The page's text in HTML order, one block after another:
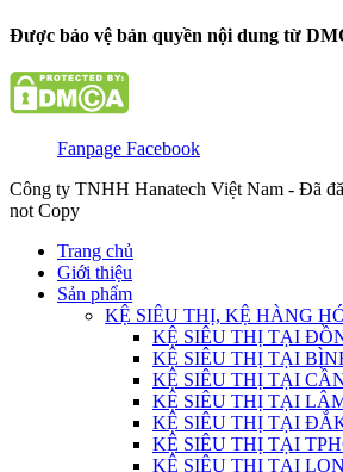
Được bảo vệ bản quyền nội dung từ
Fanpage Facebook
Công ty TNHH Hanatech Việt Nam - Đã
not Copy
Trang chủ
Giới thiệu
Sản phẩm
KỆ SIÊU THỊ, KỆ HÀNG
KỆ SIÊU THỊ TẠI
KỆ SIÊU THỊ TẠI
KỆ SIÊU THỊ TẠI
KỆ SIÊU THỊ TẠI
KỆ SIÊU THỊ TẠI
KỆ SIÊU THỊ TẠI
KỆ SIÊU THỊ TẠI